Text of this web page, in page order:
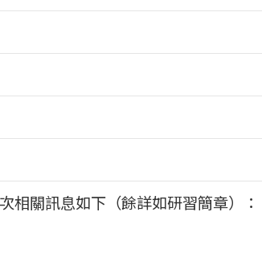
相關訊息如下（餘詳如研習簡章）：